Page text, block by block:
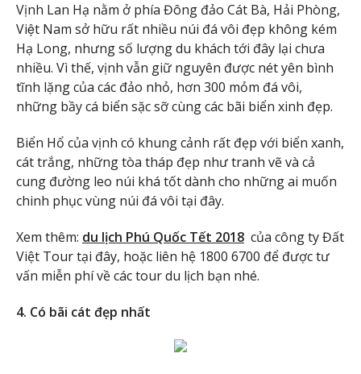
Vịnh Lan Hạ nằm ở phía Đông đảo Cát Bà, Hải Phòng,
Việt Nam sở hữu rất nhiều núi đá vôi đẹp không kém
Hạ Long, nhưng số lượng du khách tới đây lại chưa
nhiều. Vì thế, vịnh vẫn giữ nguyên được nét yên bình
tĩnh lặng của các đảo nhỏ, hơn 300 mỏm đá vôi,
những bầy cá biển sặc sỡ cùng các bãi biển xinh đẹp.
Biển Hổ của vịnh có khung cảnh rất đẹp với biển xanh,
cát trắng, những tòa tháp đẹp như tranh vẽ và cả
cung đường leo núi khá tốt dành cho những ai muốn
chinh phục vùng núi đá vôi tại đây.
Xem thêm: du lịch Phú Quốc Tết 2018 của công ty Đất
Việt Tour tại đây, hoặc liên hệ 1800 6700 để được tư
vấn miễn phí về các tour du lịch bạn nhé.
4. Có bãi cát đẹp nhất